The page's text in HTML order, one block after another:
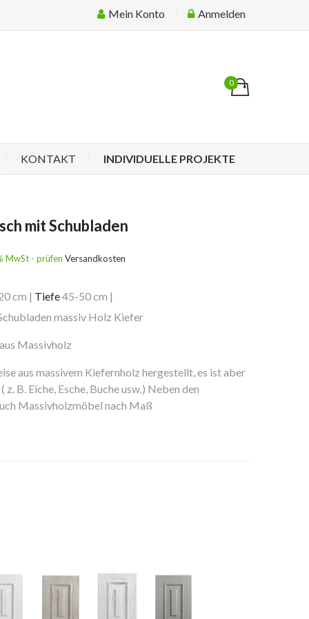
Mein Konto Anmelden
0
KONTAKT INDIVIDUELLE PROJEKTE
mit Schubladen
MwSt - prüfen Versandkosten
cm | Tiefe45-50 cm |
massiv Holz Kiefer
Massivholz
aus massivem Kiefernholz hergestellt, es ist aber
B. Eiche, Esche, Buche usw.) Neben den
Massivholzmöbel nach Maß